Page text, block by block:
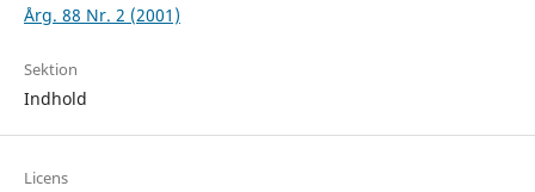
Årg. 88 Nr. 2 (2001)
Sektion
Indhold
Licens